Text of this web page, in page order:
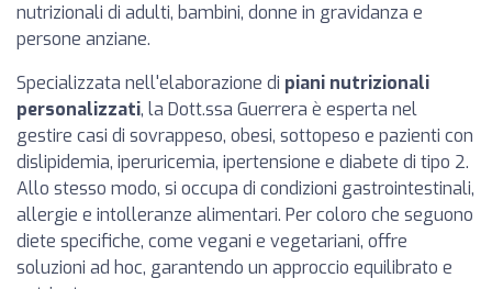
nutrizionali di adulti, bambini, donne in gravidanza e
persone anziane.
Specializzata nell'elaborazione di piani nutrizionali
personalizzati, la Dott.ssa Guerrera è esperta nel
gestire casi di sovrappeso, obesi, sottopeso e pazienti con
dislipidemia, iperuricemia, ipertensione e diabete di tipo 2.
Allo stesso modo, si occupa di condizioni gastrointestinali,
allergie e intolleranze alimentari. Per coloro che seguono
diete specifiche, come vegani e vegetariani, offre
soluzioni ad hoc, garantendo un approccio equilibrato e